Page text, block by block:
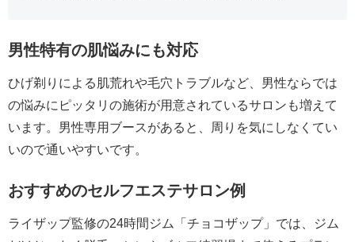
男性特有の肌悩みにも対応
ひげ剃りによる肌荒れや毛穴トラブルなど、男性ならでは
の悩みにピッタリの施術が用意されているサロンも増えて
います。男性専用ブースがあると、周りを気にしなくてい
いので通いやすいです。
おすすめのセルフエステサロン例
ライザップ監修の24時間ジム「チョコザップ」では、ジム